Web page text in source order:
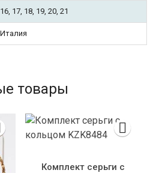
16, 17, 18, 19, 20, 21
Италия
товары
Комплект серьги с